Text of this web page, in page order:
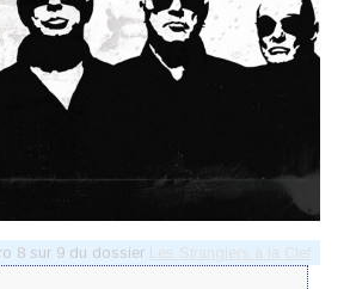
8 sur 9 du dossier Les Stranglers à la Clef